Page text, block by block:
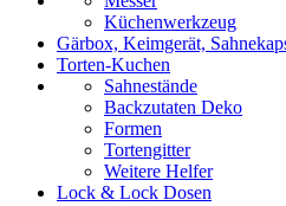
Küchenwerkzeug
Gärbox, Keimgerät,
Torten-Kuchen
Sahnestände
Backzutaten Deko
Formen
Tortengitter
Weitere Helfer
Lock & Lock Dosen